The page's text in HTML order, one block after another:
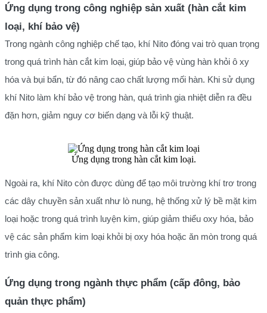
Ứng dụng trong công nghiệp sản xuất (hàn cắt kim
loại, khí bảo vệ)
Trong ngành công nghiệp chế tạo, khí Nito đóng vai trò quan trọng
trong quá trình hàn cắt kim loại, giúp bảo vệ vùng hàn khỏi ô xy
hóa và bụi bẩn, từ đó nâng cao chất lượng mối hàn. Khi sử dụng
khí Nito làm khí bảo vệ trong hàn, quá trình gia nhiệt diễn ra đều
đặn hơn, giảm nguy cơ biến dạng và lỗi kỹ thuật.
Ứng dụng trong hàn cắt kim loại.
Ngoài ra, khí Nito còn được dùng để tạo môi trường khí trơ trong
các dây chuyền sản xuất như lò nung, hệ thống xử lý bề mặt kim
loại hoặc trong quá trình luyện kim, giúp giảm thiểu oxy hóa, bảo
vệ các sản phẩm kim loại khỏi bị oxy hóa hoặc ăn mòn trong quá
trình gia công.
Ứng dụng trong ngành thực phẩm (cấp đông, bảo
quản thực phẩm)